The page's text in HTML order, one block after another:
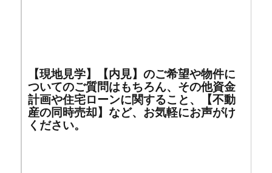
【現地見学】【内見】のご希望や物件に
ついてのご質問はもちろん、その他資金
計画や住宅ローンに関すること、【不動
産の同時売却】など、お気軽にお声がけ
ください。